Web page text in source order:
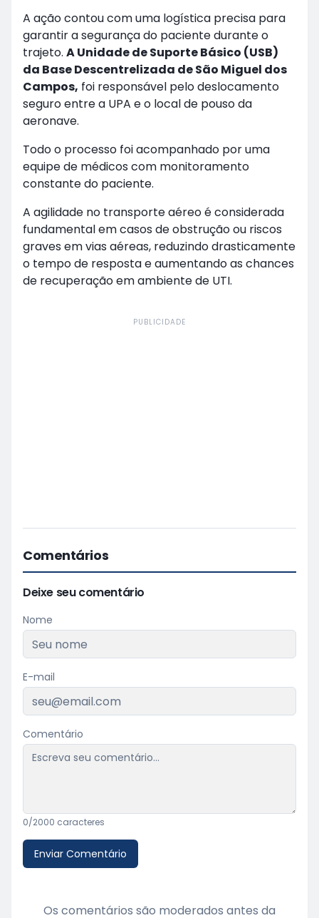
A ação contou com uma logística precisa para
garantir a segurança do paciente durante o
trajeto. A Unidade de Suporte Básico (USB)
da Base Descentrelizada de São Miguel dos
Campos, foi responsável pelo deslocamento
seguro entre a UPA e o local de pouso da
aeronave.
Todo o processo foi acompanhado por uma
equipe de médicos com monitoramento
constante do paciente.
A agilidade no transporte aéreo é considerada
fundamental em casos de obstrução ou riscos
graves em vias aéreas, reduzindo drasticamente
o tempo de resposta e aumentando as chances
de recuperação em ambiente de UTI.
PUBLICIDADE
Comentários
Deixe seu comentário
Nome
E-mail
Comentário
0/2000 caracteres
Enviar Comentário
Os comentários são moderados antes da